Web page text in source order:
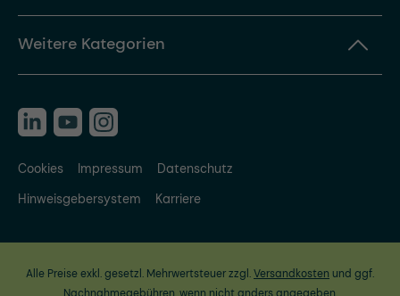
Weitere Kategorien
Cookies Impressum
Datenschutz
Hinweisgebersystem
Karriere
Alle Preise exkl. gesetzl. Mehrwertsteuer zzgl.Versandkosten und ggf.